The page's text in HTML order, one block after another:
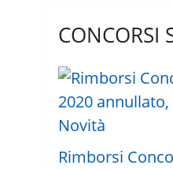
CONCORSI
Rimborsi